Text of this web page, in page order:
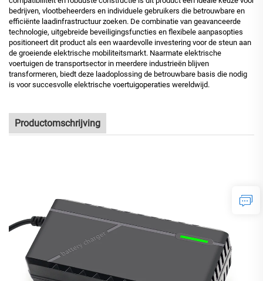
bedrijven, vlootbeheerders en individuele gebruikers die betrouwbare en
efficiënte laadinfrastructuur zoeken. De combinatie van geavanceerde
technologie, uitgebreide beveiligingsfuncties en flexibele aanpasopties
positioneert dit product als een waardevolle investering voor de steun aan
de groeiende elektrische mobiliteitsmarkt. Naarmate elektrische
voertuigen de transportsector in meerdere industrieën blijven
transformeren, biedt deze laadoplossing de betrouwbare basis die nodig
is voor succesvolle elektrische voertuigoperaties wereldwijd.
Productomschrijving